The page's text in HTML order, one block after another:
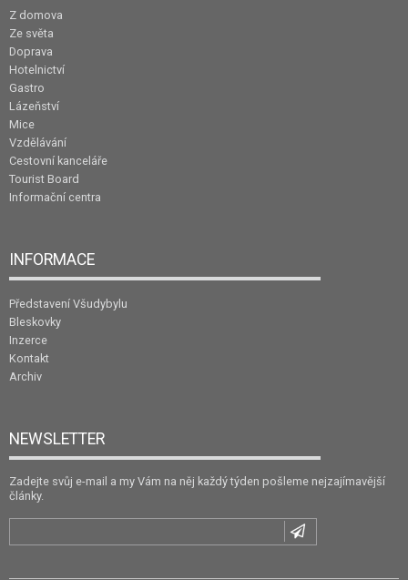
Z domova
Ze světa
Doprava
Hotelnictví
Gastro
Lázeňství
Mice
Vzdělávání
Cestovní kanceláře
Tourist Board
Informační centra
INFORMACE
Představení Všudybylu
Bleskovky
Inzerce
Kontakt
Archiv
NEWSLETTER
Zadejte svůj e-mail a my Vám na něj každý týden pošleme nejzajímavější
články.